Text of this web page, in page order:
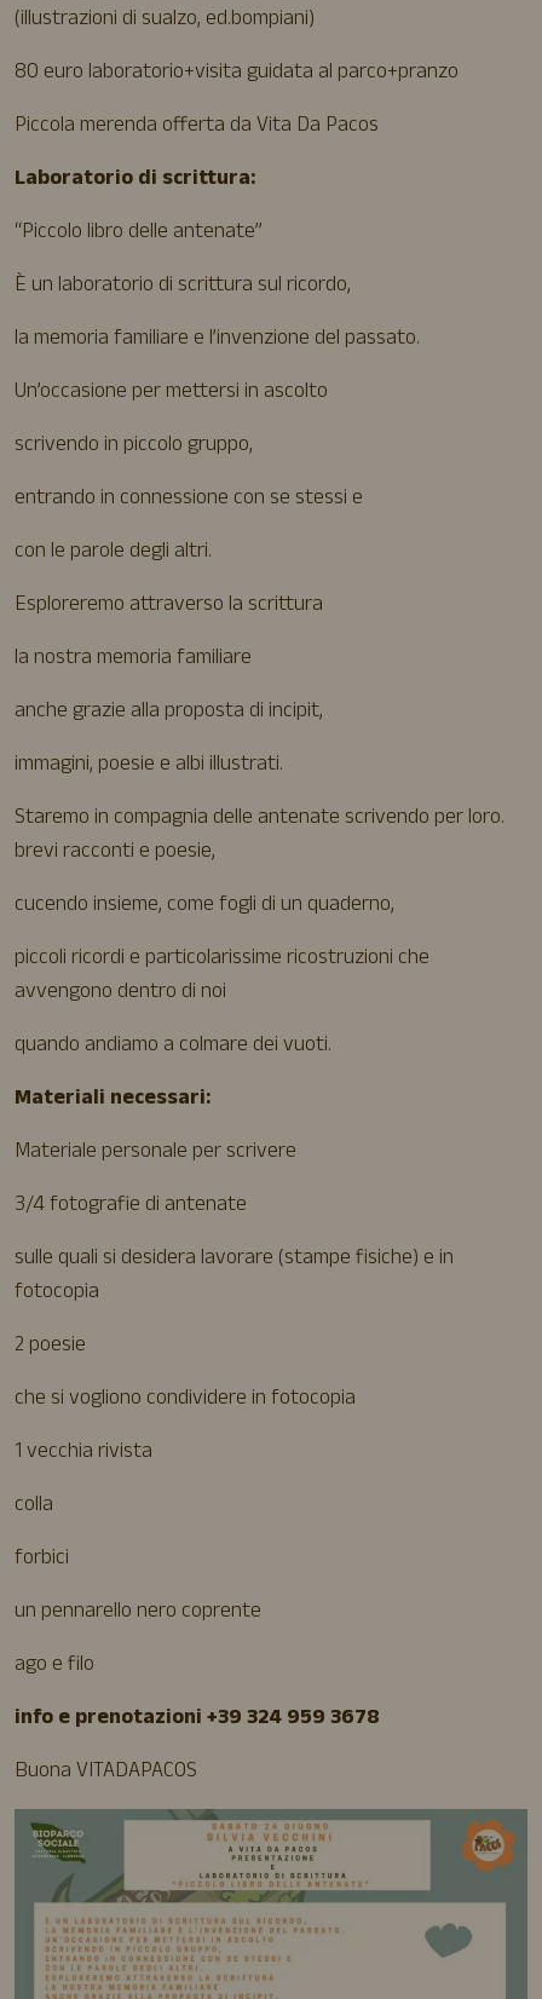
(illustrazioni di sualzo, ed.bompiani)
80 euro laboratorio+visita guidata al parco+pranzo
Piccola merenda offerta da Vita Da Pacos
Laboratorio di scrittura:
“Piccolo libro delle antenate”
È un laboratorio di scrittura sul ricordo,
la memoria familiare e l’invenzione del passato.
Un’occasione per mettersi in ascolto
scrivendo in piccolo gruppo,
entrando in connessione con se stessi e
con le parole degli altri.
Esploreremo attraverso la scrittura
la nostra memoria familiare
anche grazie alla proposta di incipit,
immagini, poesie e albi illustrati.
Staremo in compagnia delle antenate scrivendo per loro.
brevi racconti e poesie,
cucendo insieme, come fogli di un quaderno,
piccoli ricordi e particolarissime ricostruzioni che
avvengono dentro di noi
quando andiamo a colmare dei vuoti.
Materiali necessari:
Materiale personale per scrivere
3/4 fotografie di antenate
sulle quali si desidera lavorare (stampe fisiche) e in
fotocopia
2 poesie
che si vogliono condividere in fotocopia
1 vecchia rivista
colla
forbici
un pennarello nero coprente
ago e filo
info e prenotazioni +39 324 959 3678
Buona VITADAPACOS